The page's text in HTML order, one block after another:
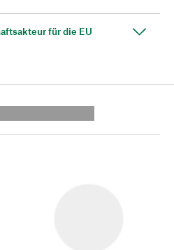
für die EU